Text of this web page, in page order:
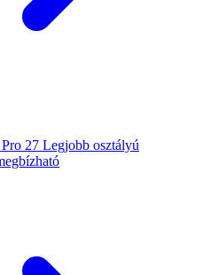
27 Legjobb osztályú